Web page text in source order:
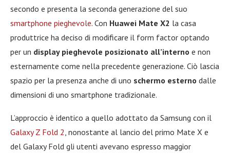
secondo e presenta la seconda generazione del suo
smartphone pieghevole. Con Huawei Mate X2 la casa
produttrice ha deciso di modificare il form factor optando
per un display pieghevole posizionato all’interno e non
esternamente come nella precedente generazione. Ciò lascia
spazio per la presenza anche di uno schermo esterno dalle
dimensioni di uno smartphone tradizionale.
L’approccio è identico a quello adottato da Samsung con il
Galaxy Z Fold 2, nonostante al lancio del primo Mate X e
del Galaxy Fold gli utenti avevano espresso maggior